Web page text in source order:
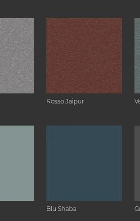
Rosso Jaipur
Blu Shaba